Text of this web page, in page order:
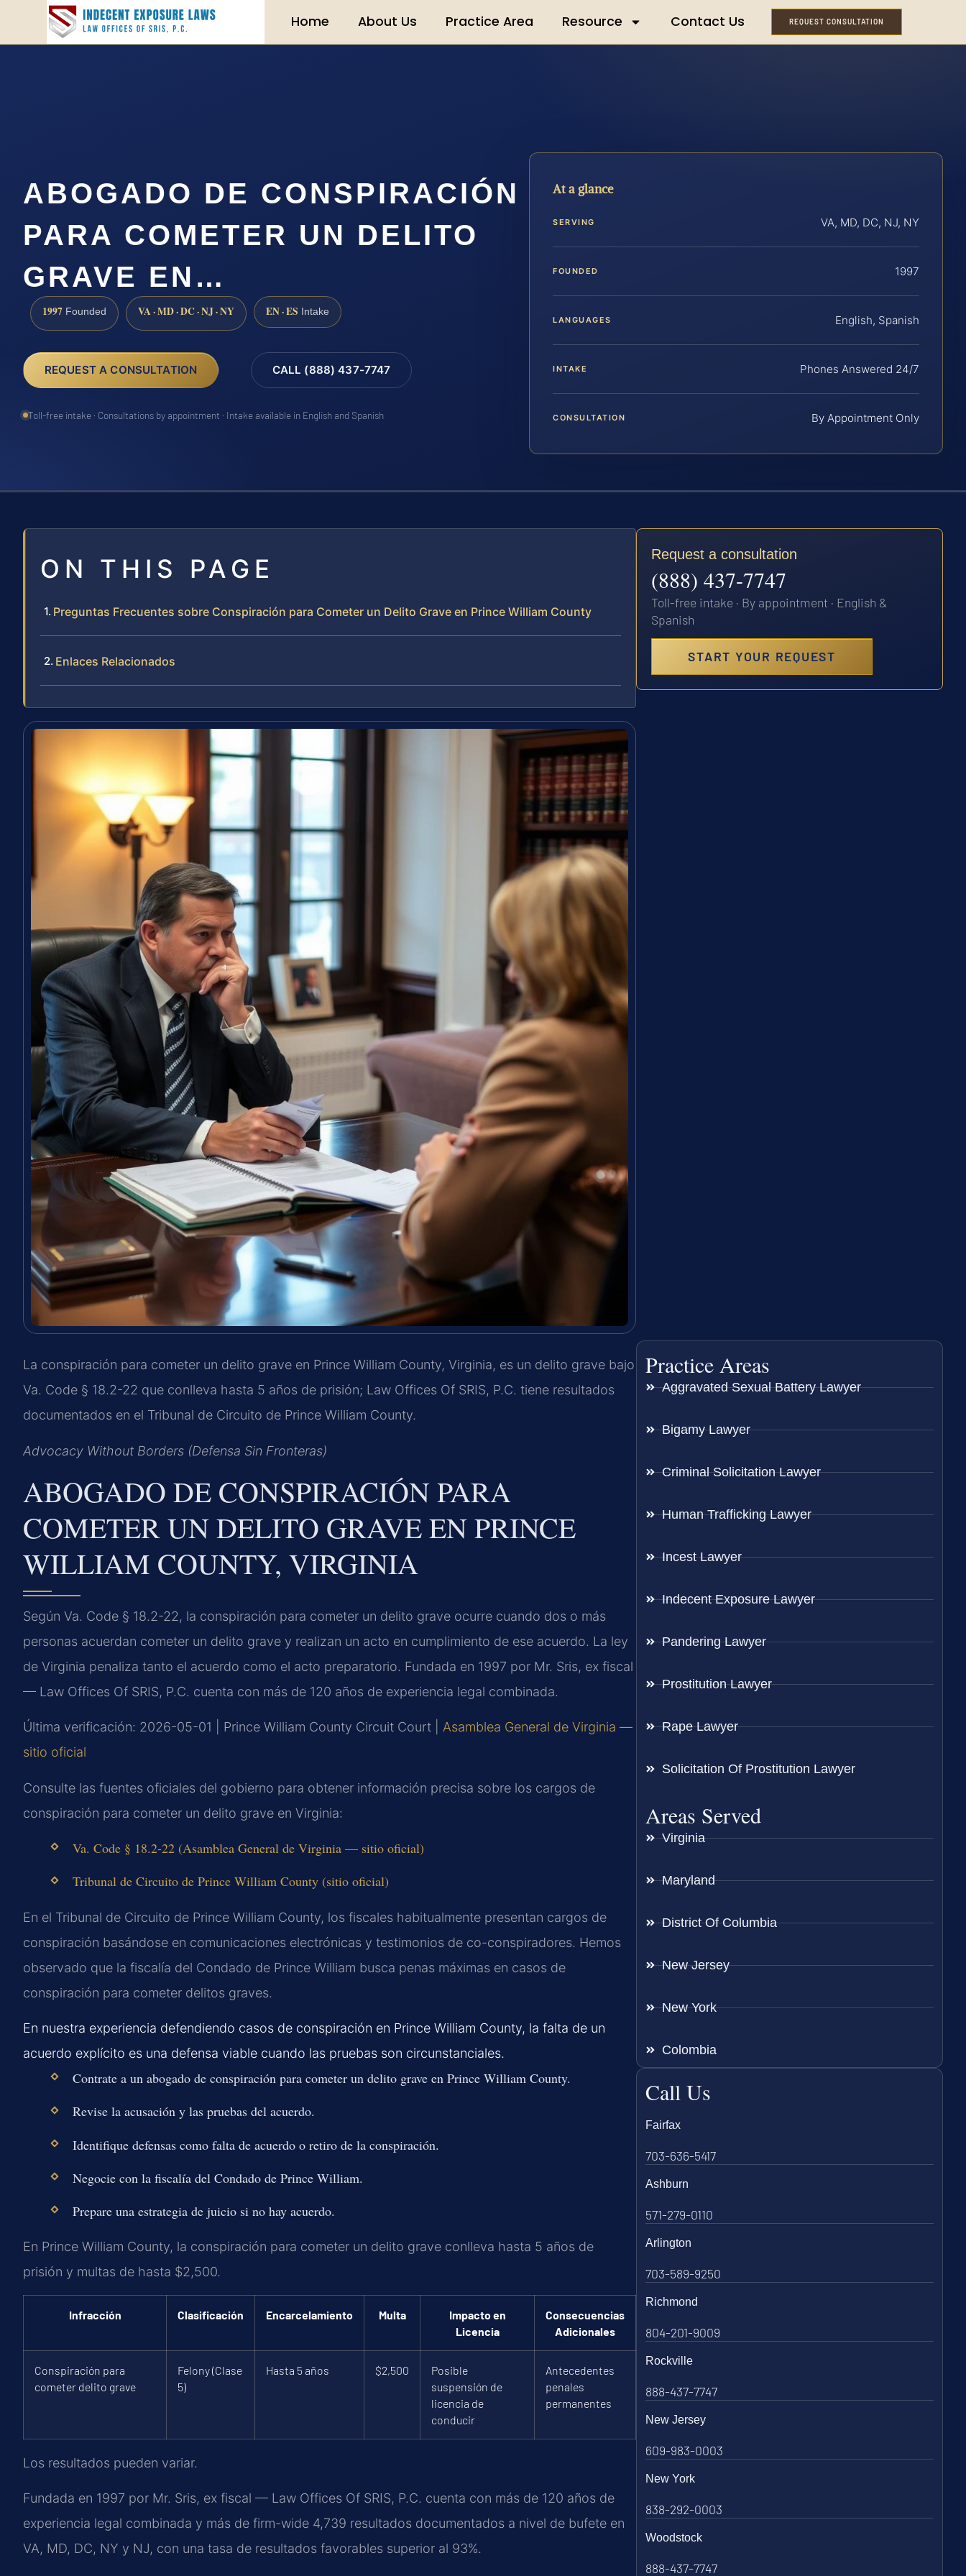
Home About Us Practice Area Resource Contact Us REQUEST CONSULTATION
ABOGADO DE CONSPIRACIÓN
PARA COMETER UN DELITO
GRAVE EN…
1997 Founded VA · MD · DC · NJ · NY EN · ES Intake
REQUEST A CONSULTATION CALL (888) 437-7747
Toll-free intake · Consultations by appointment · Intake available in English and Spanish
At a glance
SERVING VA, MD, DC, NJ, NY
FOUNDED 1997
LANGUAGES English, Spanish
INTAKE Phones Answered 24/7
CONSULTATION By Appointment Only
ON THIS PAGE
Preguntas Frecuentes sobre Conspiración para Cometer un Delito Grave en Prince William County
Enlaces Relacionados
La conspiración para cometer un delito grave en Prince William County, Virginia, es un delito grave bajo
Va. Code § 18.2-22 que conlleva hasta 5 años de prisión; Law Offices Of SRIS, P.C. tiene resultados
documentados en el Tribunal de Circuito de Prince William County.
Advocacy Without Borders (Defensa Sin Fronteras)
ABOGADO DE CONSPIRACIÓN PARA
COMETER UN DELITO GRAVE EN PRINCE
WILLIAM COUNTY, VIRGINIA
Según Va. Code § 18.2-22, la conspiración para cometer un delito grave ocurre cuando dos o más
personas acuerdan cometer un delito grave y realizan un acto en cumplimiento de ese acuerdo. La ley
de Virginia penaliza tanto el acuerdo como el acto preparatorio. Fundada en 1997 por Mr. Sris, ex fiscal
— Law Offices Of SRIS, P.C. cuenta con más de 120 años de experiencia legal combinada.
Última verificación: 2026-05-01 | Prince William County Circuit Court | Asamblea General de Virginia —
sitio oficial
Consulte las fuentes oficiales del gobierno para obtener información precisa sobre los cargos de
conspiración para cometer un delito grave en Virginia:
Va. Code § 18.2-22 (Asamblea General de Virginia — sitio oficial)
Tribunal de Circuito de Prince William County (sitio oficial)
En el Tribunal de Circuito de Prince William County, los fiscales habitualmente presentan cargos de
conspiración basándose en comunicaciones electrónicas y testimonios de co-conspiradores. Hemos
observado que la fiscalía del Condado de Prince William busca penas máximas en casos de
conspiración para cometer delitos graves.
En nuestra experiencia defendiendo casos de conspiración en Prince William County, la falta de un
acuerdo explícito es una defensa viable cuando las pruebas son circunstanciales.
Contrate a un abogado de conspiración para cometer un delito grave en Prince William County.
Revise la acusación y las pruebas del acuerdo.
Identifique defensas como falta de acuerdo o retiro de la conspiración.
Negocie con la fiscalía del Condado de Prince William.
Prepare una estrategia de juicio si no hay acuerdo.
En Prince William County, la conspiración para cometer un delito grave conlleva hasta 5 años de
prisión y multas de hasta $2,500.
Infracción Clasificación Encarcelamiento Multa
Impacto en
Licencia
Consecuencias
Adicionales
Conspiración para
cometer delito grave
Felony (Clase
5)
Hasta 5 años $2,500
Posible
suspensión de
licencia de
conducir
Antecedentes
penales
permanentes
Los resultados pueden variar.
Fundada en 1997 por Mr. Sris, ex fiscal — Law Offices Of SRIS, P.C. cuenta con más de 120 años de
experiencia legal combinada y más de firm-wide 4,739 resultados documentados a nivel de bufete en
VA, MD, DC, NY y NJ, con una tasa de resultados favorables superior al 93%.
Request a consultation
(888) 437-7747
Toll-free intake · By appointment · English &
Spanish
START YOUR REQUEST
Practice Areas
Aggravated Sexual Battery Lawyer
Bigamy Lawyer
Criminal Solicitation Lawyer
Human Trafficking Lawyer
Incest Lawyer
Indecent Exposure Lawyer
Pandering Lawyer
Prostitution Lawyer
Rape Lawyer
Solicitation Of Prostitution Lawyer
Areas Served
Virginia
Maryland
District Of Columbia
New Jersey
New York
Colombia
Call Us
Fairfax
703-636-5417
Ashburn
571-279-0110
Arlington
703-589-9250
Richmond
804-201-9009
Rockville
888-437-7747
New Jersey
609-983-0003
New York
838-292-0003
Woodstock
888-437-7747